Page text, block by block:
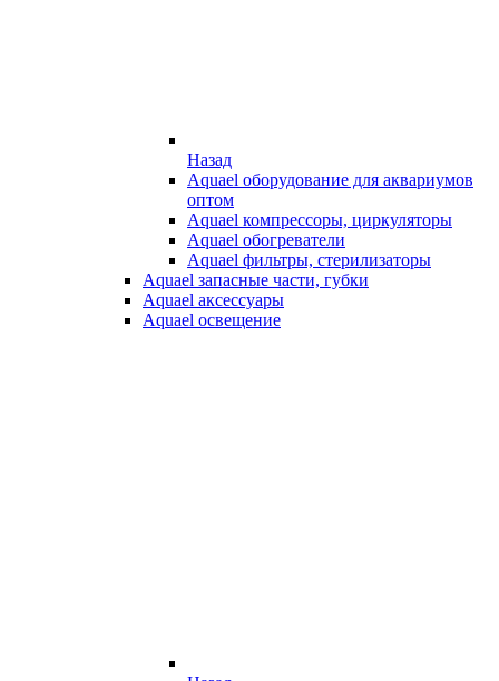
Назад
Aquael оборудование для аквариумов
оптом
Aquael компрессоры, циркуляторы
Aquael обогреватели
Aquael фильтры, стерилизаторы
Aquael запасные части, губки
Aquael аксессуары
Aquael освещение